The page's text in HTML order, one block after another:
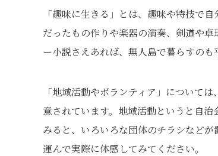
「趣味に生きる」とは、趣味や特技で
だったもの作りや楽器の演奏、剣道や
ー小説さえあれば、無人島で暮らすのも
「地域活動やボランティア」について
意されています。地域活動というと自
みると、いろいろな団体のチラシなど
運んで実際に体感してみてください。